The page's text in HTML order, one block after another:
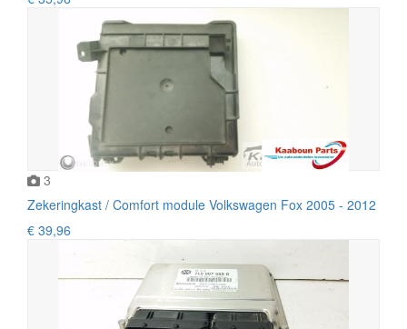
3
Zekeringkast / Comfort module Volkswagen Fox 2005 - 2012
€ 39,96